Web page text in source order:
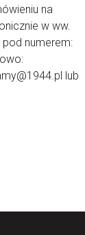
na
w ww.
numerem:
lub